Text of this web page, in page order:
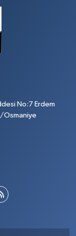
No:7 Erdem
Osmaniye